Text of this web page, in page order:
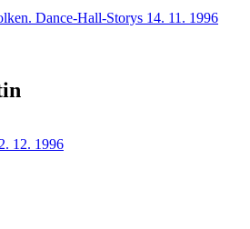
Dance-Hall-Storys 14. 11. 1996
12. 1996